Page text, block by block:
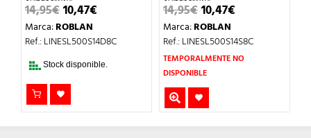
PRECIO
ACTUAL
ES:
14,95
ORIGINAL
ERA:
PRECIO
ACTUAL
ES:
10,47€.
Marca:
Ref.: LINESL500S14S8C
TEMPORALMENTE NO
DISPONIBLE
22,08
ERA:
Marca:
Ref.: JX39158LED
Stock disponible.